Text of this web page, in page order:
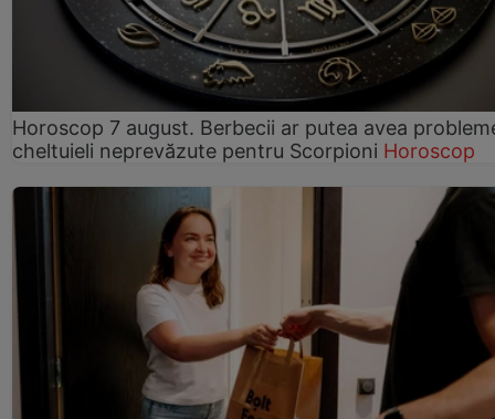
Horoscop 7 august. Berbecii ar putea avea
cheltuieli neprevăzute pentru Scorpioni Horoscop